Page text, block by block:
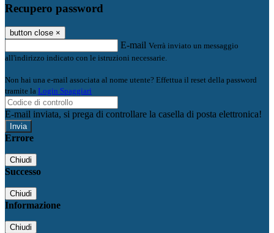
Recupero password
button close ×
E-mail Verrà inviato un messaggio
all'indirizzo indicato con le istruzioni necessarie.
Non hai una e-mail associata al nome utente? Effettua il reset della password
tramite la Login Spaggiari
E-mail inviata, si prega di controllare la casella di posta elettronica!
Errore
Chiudi
Successo
Chiudi
Informazione
Chiudi